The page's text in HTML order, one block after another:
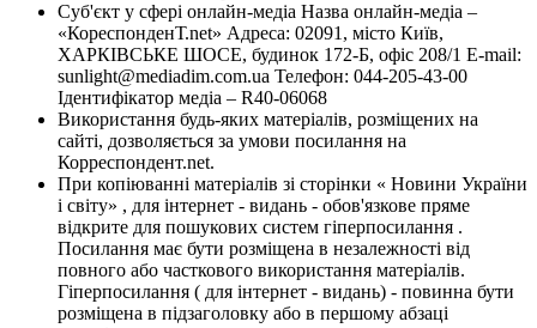
Суб'єкт у сфері онлайн-медіа Назва онлайн-медіа –
«КореспонденТ.net» Адреса: 02091, місто Київ,
ХАРКІВСЬКЕ ШОСЕ, будинок 172-Б, офіс 208/1 E-mail:
sunlight@mediadim.com.ua Телефон: 044-205-43-00
Ідентифікатор медіа – R40-06068
Використання будь-яких матеріалів, розміщених на
сайті, дозволяється за умови посилання на
Корреспондент.net.
При копіюванні матеріалів зі сторінки « Новини України
і світу» , для інтернет - видань - обов'язкове пряме
відкрите для пошукових систем гіперпосилання .
Посилання має бути розміщена в незалежності від
повного або часткового використання матеріалів.
Гіперпосилання ( для інтернет - видань) - повинна бути
розміщена в підзаголовку або в першому абзаці